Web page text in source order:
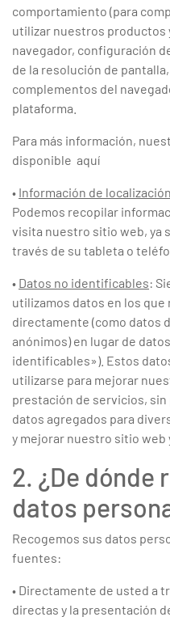
comportamiento (para
utilizar nuestros productos
navegador, configuración
de la resolución de
complementos del
plataforma.
Para más información,
disponible aquí
• Información de
Podemos recopilar
visita nuestro sitio web, ya
través de su tableta o
• Datos no identificables:
utilizamos datos en los
directamente (como datos
anónimos) en lugar de
identificables»). Estos
utilizarse para mejorar
prestación de servicios,
datos agregados para
y mejorar nuestro sitio web
2. ¿De dónde
datos
Recogemos sus datos
fuentes:
• Directamente de usted a
directas y la presentación